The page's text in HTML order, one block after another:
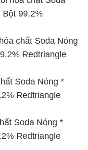
Soda Nóng *
Redtriangle
Soda Nóng *
Redtriangle
Nóng * Sodium
Trung Quốc
Soda Nóng *